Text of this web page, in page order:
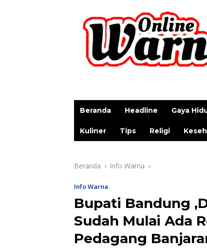
Beranda Headline Gaya
Kuliner Tips Religi
Beranda Info Warna
Info Warna
Bupati Bandung
Sudah Mulai Ada
Pedagang